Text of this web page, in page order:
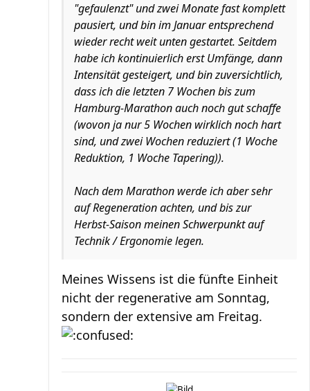
"gefaulenzt" und zwei Monate fast komplett
pausiert, und bin im Januar entsprechend
wieder recht weit unten gestartet. Seitdem
habe ich kontinuierlich erst Umfänge, dann
Intensität gesteigert, und bin zuversichtlich,
dass ich die letzten 7 Wochen bis zum
Hamburg-Marathon auch noch gut schaffe
(wovon ja nur 5 Wochen wirklich noch hart
sind, und zwei Wochen reduziert (1 Woche
Reduktion, 1 Woche Tapering)).
Nach dem Marathon werde ich aber sehr
auf Regeneration achten, und bis zur
Herbst-Saison meinen Schwerpunkt auf
Technik / Ergonomie legen.
Meines Wissens ist die fünfte Einheit
nicht der regenerative am Sonntag,
sondern der extensive am Freitag.